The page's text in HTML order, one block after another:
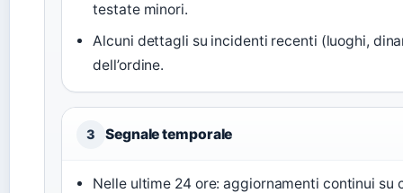
testate minori.
Alcuni dettagli su incidenti recenti (luoghi,
dell’ordine.
3 Segnale temporale
Nelle ultime 24 ore: aggiornamenti continui